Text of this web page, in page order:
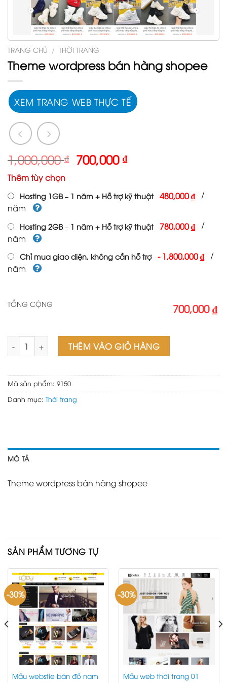
TRANG CHỦ / THỜI TRANG
Theme wordpress bán hàng shopee
XEM TRANG WEB THỰC TẾ
1,000,000₫ Giá
gốc
1,000,000 ₫.
700,000₫Giá
là:
Thêm tùy chọn
Hosting 1GB – 1 năm + Hỗ trợ kỹ thuật 480,000 ₫ /
năm
Hosting 2GB – 1 năm + Hỗ trợ kỹ thuật 780,000 ₫ /
năm
Chỉ mua giao diện, không cần hỗ trợ -1,800,000 ₫ /
năm
TỔNG CỘNG 700,000 ₫
Theme wordpress bán hàng shopee số lượng
THÊM VÀO GIỎ HÀNG
Mã sản phẩm: 9150
Danh mục: Thời trang
MÔ TẢ
Theme wordpress bán hàng shopee
SẢN PHẨM TƯƠNG TỰ
-30%
Mẫu webstie bán đồ nam
-30%
Mẫu web thời trang 01